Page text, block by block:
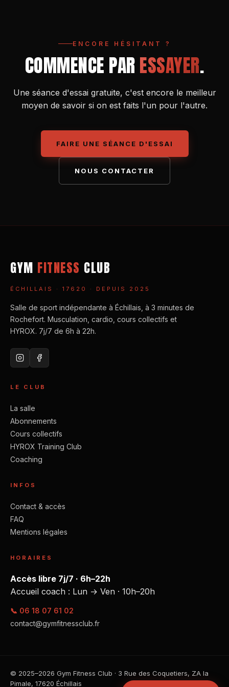
ENCORE HÉSITANT ?
COMMENCE PARESSAYER.
Une séance d'essai gratuite, c'est encore le meilleur
moyen de savoir si on est faits l'un pour l'autre.
FAIRE UNE SÉANCE D'ESSAI
NOUS CONTACTER
GYM FITNESS CLUB
ÉCHILLAIS · 17620 · DEPUIS 2025
Salle de sport indépendante à Échillais, à 3 minutes de
Rochefort. Musculation, cardio, cours collectifs et
HYROX. 7j/7 de 6h à 22h.
LE CLUB
La salle
Abonnements
Cours collectifs
HYROX Training Club
Coaching
INFOS
Contact & accès
FAQ
Mentions légales
HORAIRES
Accès libre 7j/7 · 6h–22h
Accueil coach : Lun → Ven · 10h–20h
📞 06 18 07 61 02
contact@gymfitnessclub.fr
© 2025–2026 Gym Fitness Club · 3 Rue des Coquetiers, ZA la
Pimale, 17620 Échillais